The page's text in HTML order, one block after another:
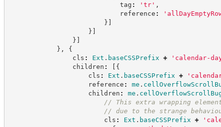
tag : ' tr' ,
reference : '
} ]
} ]
} ]
} ,
{
cls : Ext . baseCSSPrefix + ' calendar-
children : [ {
cls : Ext . baseCSSPrefix + '
reference : me .
children : me .
// This extra wrapping
// due to the strange
cls : Ext . baseCSSPrefix + '